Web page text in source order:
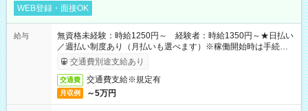
WEB登録・面接OK
給与
無資格未経験：時給1250円～ 経験者：時給1350円～★日払い
／週払い制度あり（月払いも選べます）※稼働開始時は手続き完
了次第のお支払いとなります。
交通費別途支給あり
交通費 交通費支給※規定有
月収例 ～5万円